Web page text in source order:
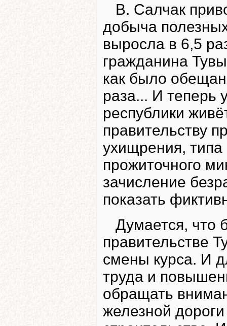
В. Салчак
добыча
выросла в 6,5
гражданина
как было
раза... И теперь
республики
правительству
ухищрения,
прожиточного
зачисление
показать
Думается, что
правительстве
смены курса. И
труда и
обращать
железной